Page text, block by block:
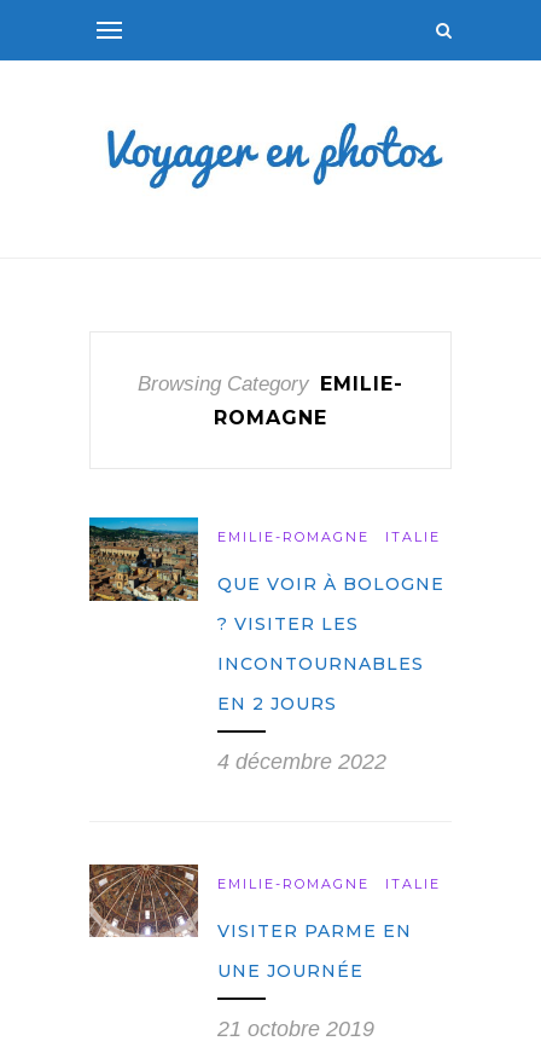
Browsing Category EMILIE-
ROMAGNE
EMILIE-ROMAGNE ITALIE
QUE VOIR À BOLOGNE
? VISITER LES
INCONTOURNABLES
EN 2 JOURS
4 décembre 2022
EMILIE-ROMAGNE ITALIE
VISITER PARME EN
UNE JOURNÉE
21 octobre 2019